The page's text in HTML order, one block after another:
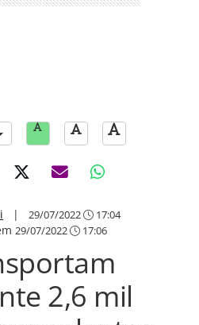
| 29/07/2022 17:04
29/07/2022 17:06
2,6 mil